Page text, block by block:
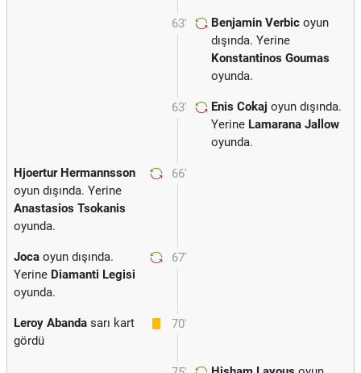
63' Benjamin Verbic oyun
dışında. Yerine
Konstantinos Goumas
oyunda.
63' Enis Cokaj oyun dışında.
Yerine Lamarana Jallow
oyunda.
66'
Hjoertur Hermannsson
oyun dışında. Yerine
Anastasios Tsokanis
oyunda.
67'
Joca oyun dışında.
Yerine Diamanti Legisi
oyunda.
70'
Leroy Abanda sarı kart
gördü